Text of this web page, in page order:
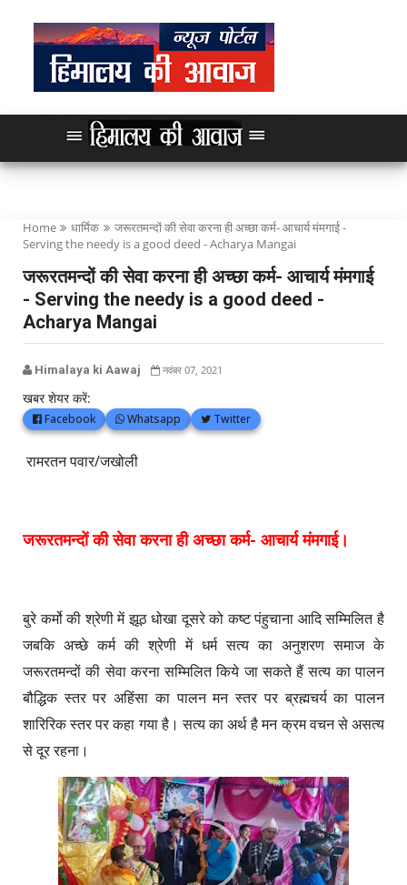
Home धार्मिक
जरूरतमन्दों की सेवा करना ही अच्छा कर्म- आचार्य मंमगाई -
Serving the needy is a good deed - Acharya Mangai
जरूरतमन्दों की सेवा करना ही अच्छा कर्म- आचार्य मंमगाई
- Serving the needy is a good deed -
Acharya Mangai
Himalaya ki Aawaj नवंबर 07, 2021
खबर शेयर करें:
Facebook Whatsapp Twitter
रामरतन पवार/जखोली
जरूरतमन्दों की सेवा करना ही अच्छा कर्म- आचार्य मंमगाई।
बुरे कर्मो की श्रेणी में झूठ धोखा दूसरे को कष्ट पंहुचाना आदि सम्मिलित है
जबकि अच्छे कर्म की श्रेणी में धर्म सत्य का अनुशरण समाज के
जरूरतमन्दों की सेवा करना सम्मिलित किये जा सकते हैं सत्य का पालन
बौद्धिक स्तर पर अहिंसा का पालन मन स्तर पर ब्रह्मचर्य का पालन
शारिरिक स्तर पर कहा गया है। सत्य का अर्थ है मन क्रम वचन से असत्य
से दूर रहना।